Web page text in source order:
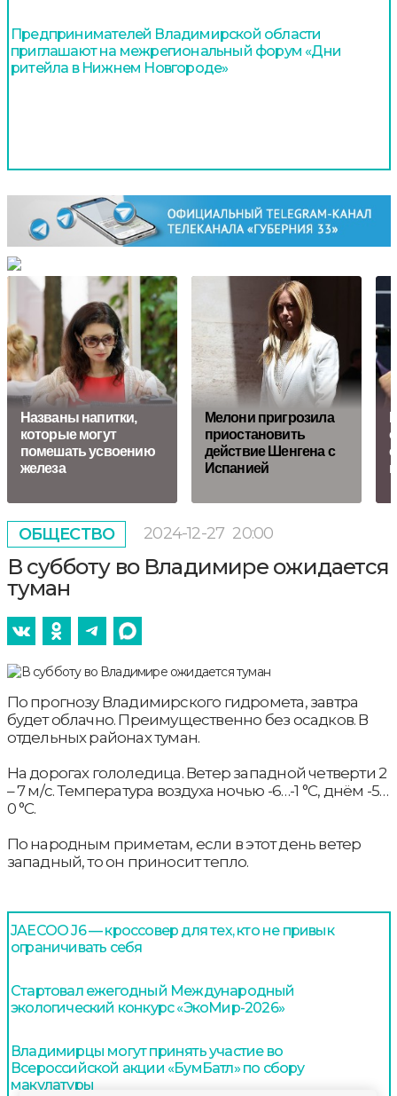
Предпринимателей Владимирской области
приглашают на межрегиональный форум «Дни
ритейла в Нижнем Новгороде»
Названы напитки,
которые могут
помешать усвоению
железа
Мелони пригрозила
приостановить
действие Шенгена с
Испанией
ОБЩЕСТВО 2024-12-27 20:00
В субботу во Владимире ожидается
туман
По прогнозу Владимирского гидромета, завтра
будет облачно. Преимущественно без осадков. В
отдельных районах туман.
На дорогах гололедица. Ветер западной четверти 2
– 7 м/с. Температура воздуха ночью -6…-1 °С, днём -5…
0 °С.
По народным приметам, если в этот день ветер
западный, то он приносит тепло.
JAECOO J6 — кроссовер для тех, кто не привык
ограничивать себя
Стартовал ежегодный Международный
экологический конкурс «ЭкоМир-2026»
Владимирцы могут принять участие во
Всероссийской акции «БумБатл» по сбору
макулатуры